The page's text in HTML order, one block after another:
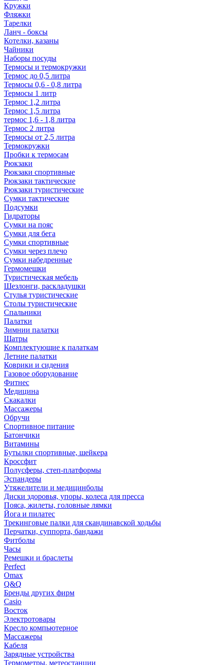
Кружки
Фляжки
Тарелки
Ланч - боксы
Котелки, казаны
Чайники
Наборы посуды
Термосы и термокружки
Термос до 0,5 литра
Термосы 0,6 - 0,8 литра
Термосы 1 литр
Термос 1,2 литра
Термос 1,5 литра
термос 1,6 - 1,8 литра
Термос 2 литра
Термосы от 2,5 литра
Термокружки
Пробки к термосам
Рюкзаки
Рюкзаки спортивные
Рюкзаки тактические
Рюкзаки туристические
Сумки тактические
Подсумки
Гидраторы
Сумки на пояс
Сумки для бега
Сумки спортивные
Сумки через плечо
Сумки набедренные
Гермомешки
Туристическая мебель
Шезлонги, раскладушки
Стулья туристические
Столы туристические
Спальники
Палатки
Зимнии палатки
Шатры
Комплектующие к палаткам
Летние палатки
Коврики и сидения
Газовое оборудование
Фитнес
Медицина
Скакалки
Массажеры
Обручи
Спортивное питание
Батончики
Витамины
Бутылки спортивные, шейкера
Кроссфит
Полусферы, степ-платформы
Эспандеры
Утяжелители и медицинболы
Диски здоровья, упоры, колеса для пресса
Пояса, жилеты, головные лямки
Йога и пилатес
Трекинговые палки для скандинавской ходьбы
Перчатки, суппорта, бандажи
Фитболы
Часы
Ремешки и браслеты
Perfect
Omax
Q&Q
Бренды других фирм
Casio
Восток
Электротовары
Кресло компьютерное
Массажеры
Кабеля
Зарядные устройства
Термометры, метеостанции